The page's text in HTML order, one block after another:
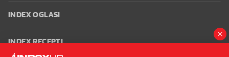
INDEX OGLASI
INDEX RECEPTI